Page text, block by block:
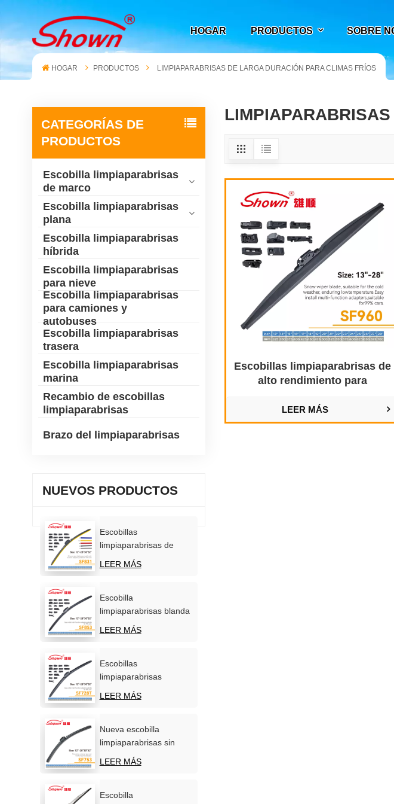
HOGAR PRODUCTOS SOBRE
HOGAR PRODUCTOS LIMPIAPARABRISAS DE LARGA DURACIÓN PARA CLIMAS FRÍOS
CATEGORÍAS DE
PRODUCTOS
Escobilla limpiaparabrisas
de marco
Escobilla limpiaparabrisas
plana
Escobilla limpiaparabrisas
híbrida
Escobilla limpiaparabrisas
para nieve
Escobilla limpiaparabrisas
para camiones y
autobuses
Escobilla limpiaparabrisas
trasera
Escobilla limpiaparabrisas
marina
Recambio de escobillas
limpiaparabrisas
Brazo del limpiaparabrisas
NUEVOS PRODUCTOS
Escobillas
limpiaparabrisas de
silicona personalizadas,
OEM/ODM, venta
LEER MÁS
Escobilla
limpiaparabrisas blanda
carbonizada
multifunción para coche
LEER MÁS
Escobillas
limpiaparabrisas
multifuncionales de
calidad superior para
LEER MÁS
Nueva escobilla
limpiaparabrisas sin
hueso, universal y
multifuncional de
LEER MÁS
Escobilla
Escobillas limpiaparabrisas de
alto rendimiento para
severas
LEER MÁS